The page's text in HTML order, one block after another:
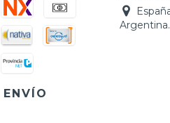
Argentina.